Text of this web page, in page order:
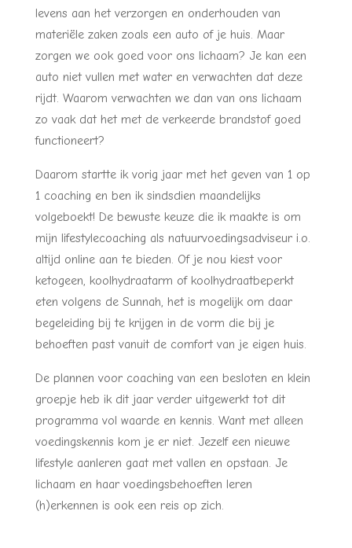
levens aan het verzorgen en onderhouden van
materiële zaken zoals een auto of je huis. Maar
zorgen we ook goed voor ons lichaam? Je kan een
auto niet vullen met water en verwachten dat deze
rijdt. Waarom verwachten we dan van ons lichaam
zo vaak dat het met de verkeerde brandstof goed
functioneert?
Daarom startte ik vorig jaar met het geven van 1 op
1 coaching en ben ik sindsdien maandelijks
volgeboekt! De bewuste keuze die ik maakte is om
mijn lifestylecoaching als natuurvoedingsadviseur i.o.
altijd online aan te bieden. Of je nou kiest voor
ketogeen, koolhydraatarm of koolhydraatbeperkt
eten volgens de Sunnah, het is mogelijk om daar
begeleiding bij te krijgen in de vorm die bij je
behoeften past vanuit de comfort van je eigen huis.
De plannen voor coaching van een besloten en klein
groepje heb ik dit jaar verder uitgewerkt tot dit
programma vol waarde en kennis. Want met alleen
voedingskennis kom je er niet. Jezelf een nieuwe
lifestyle aanleren gaat met vallen en opstaan. Je
lichaam en haar voedingsbehoeften leren
(h)erkennen is ook een reis op zich.